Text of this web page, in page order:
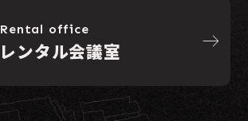
Rental office
レンタル会議室 east